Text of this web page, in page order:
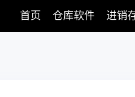
首页 仓库软件 进销